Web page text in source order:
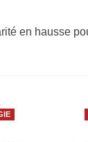
en hausse